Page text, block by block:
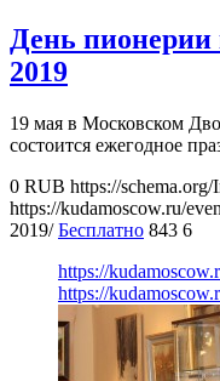
День пионерии
2019
19 мая в Московском
состоится ежегодное
0 RUB https://schema.org/
https://kudamoscow.ru/
2019/ Бесплатно 843 6
https://
https://